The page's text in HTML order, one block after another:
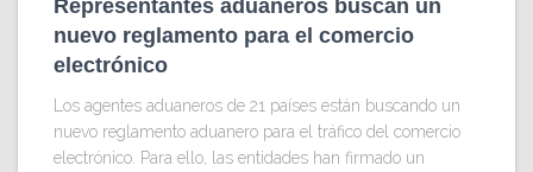
Representantes aduaneros buscan un
nuevo reglamento para el comercio
electrónico
Los agentes aduaneros de 21 países están buscando un
nuevo reglamento aduanero para el tráfico del comercio
electrónico. Para ello, las entidades han firmado un